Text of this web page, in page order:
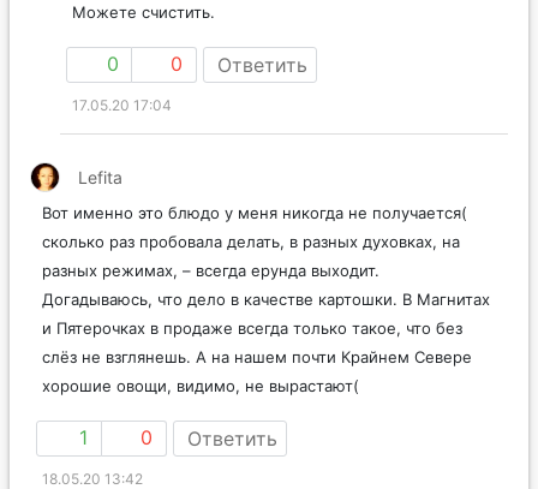
Можете счистить.
0 0 Ответить
17.05.20 17:04
Lefita
Вот именно это блюдо у меня никогда не получается(
сколько раз пробовала делать, в разных духовках, на
разных режимах, – всегда ерунда выходит.
Догадываюсь, что дело в качестве картошки. В Магнитах
и Пятерочках в продаже всегда только такое, что без
слёз не взглянешь. А на нашем почти Крайнем Севере
хорошие овощи, видимо, не вырастают(
1 0 Ответить
18.05.20 13:42